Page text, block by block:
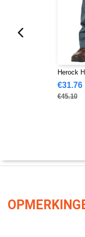
Herock
€31.76
€45.10